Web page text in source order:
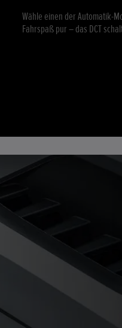
Wähle einen der Automatik-
Fahrspaß pur – das DCT